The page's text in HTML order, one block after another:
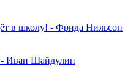
в школу! - Фрида Нильсон
- Иван Шайдулин